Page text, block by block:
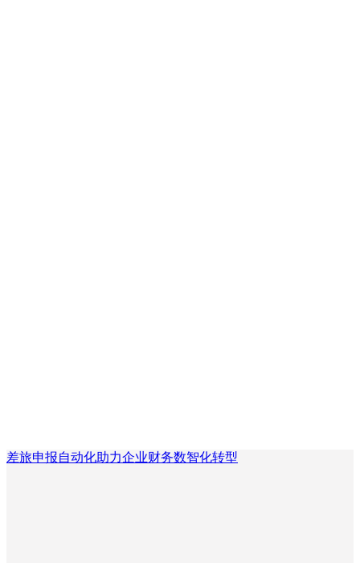
差旅申报自动化助力企业财务数智化转型